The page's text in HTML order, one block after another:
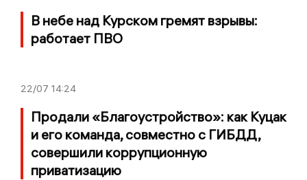
В небе над Курском гремят взрывы:
работает ПВО
22/07 14:24
Продали «Благоустройство»: как Куцак
и его команда, совместно с ГИБДД,
совершили коррупционную
приватизацию